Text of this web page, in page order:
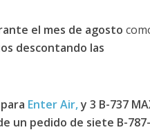
el mes de agosto
descontando las
Enter Air,y 3 B-737
un pedido de siete B-